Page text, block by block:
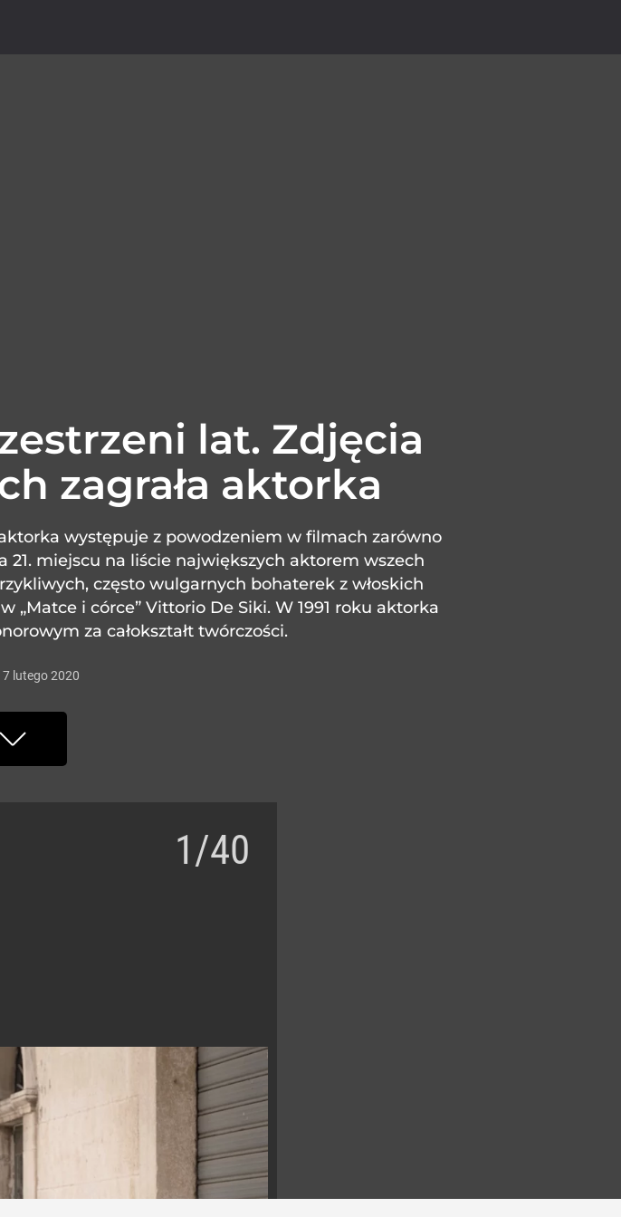
lat. Zdjęcia
zagrała aktorka
występuje z powodzeniem w filmach zarówno
miejscu na liście największych aktorem wszech
często wulgarnych bohaterek z włoskich
„Matce i córce” Vittorio De Siki. W 1991 roku aktorka
za całokształt twórczości.
lutego2020